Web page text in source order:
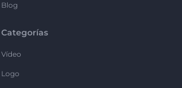
Blog
Categorías
Vídeo
Logo